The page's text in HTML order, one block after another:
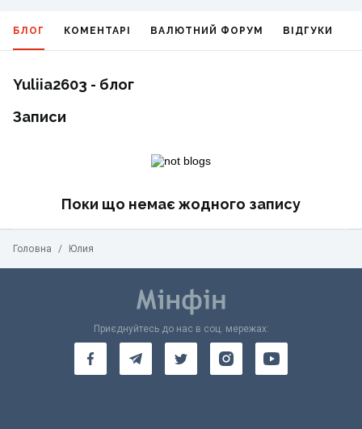
БЛОГ КОМЕНТАРІ ВАЛЮТНИЙ ФОРУМ ВІДГУКИ
Yuliia2603 - блог
Записи
Поки що немає жодного запису
Головна / Юлия
Приєднуйтесь до нас в соц. мережах: